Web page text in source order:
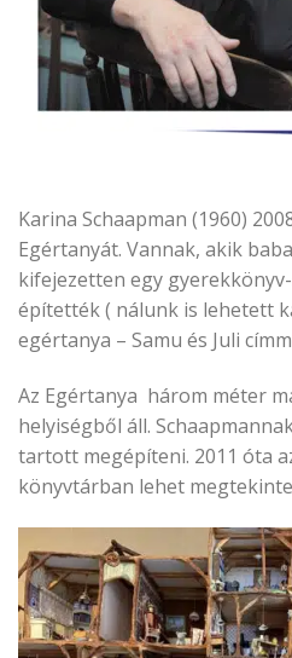
Karina Schaapman (1960)
Egértanyát. Vannak, akik
kifejezetten egy
építették ( nálunk is lehetett
egértanya – Samu és Juli
Az Egértanya három méter
helyiségből áll.
tartott megépíteni. 2011 óta
könyvtárban lehet